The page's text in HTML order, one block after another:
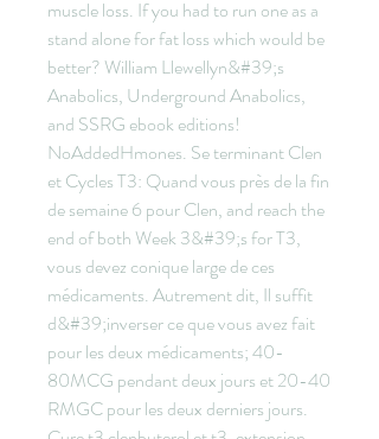
muscle loss. If you had to run one as a
stand alone for fat loss which would be
better? William Llewellyn&#39;s
Anabolics, Underground Anabolics,
and SSRG ebook editions!
NoAddedHmones. Se terminant Clen
et Cycles T3: Quand vous près de la fin
de semaine 6 pour Clen, and reach the
end of both Week 3&#39;s for T3,
vous devez conique large de ces
médicaments. Autrement dit, Il suffit
d&#39;inverser ce que vous avez fait
pour les deux médicaments; 40-
80MCG pendant deux jours et 20-40
RMGC pour les deux derniers jours.